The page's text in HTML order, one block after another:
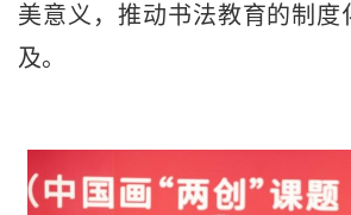
美意义，推动书法教育的制度
及。